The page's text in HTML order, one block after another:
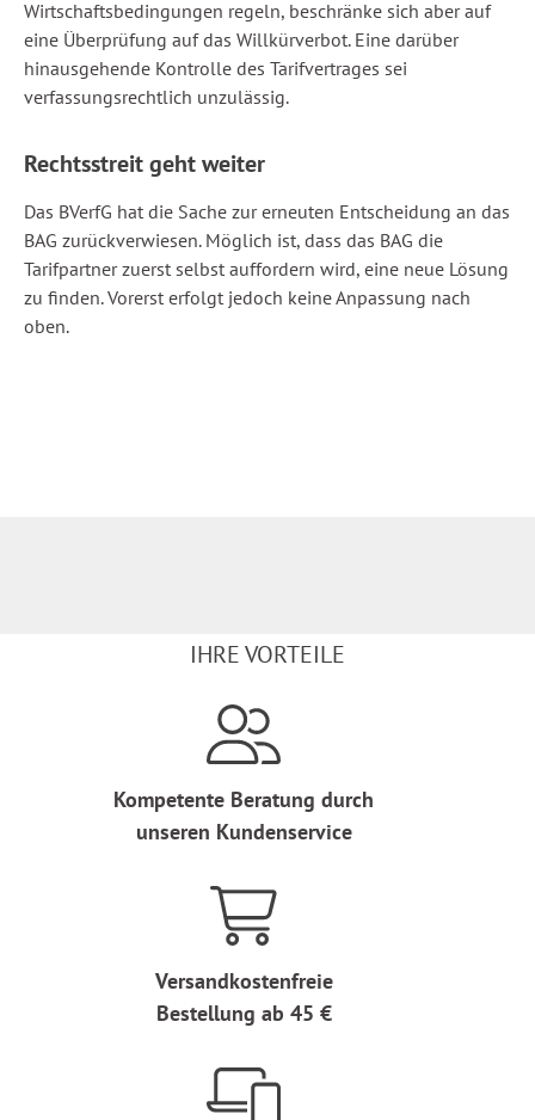
Wirtschaftsbedingungen regeln, beschränke sich aber auf
eine Überprüfung auf das Willkürverbot. Eine darüber
hinausgehende Kontrolle des Tarifvertrages sei
verfassungsrechtlich unzulässig.
Rechtsstreit geht weiter
Das BVerfG hat die Sache zur erneuten Entscheidung an das
BAG zurückverwiesen. Möglich ist, dass das BAG die
Tarifpartner zuerst selbst auffordern wird, eine neue Lösung
zu finden. Vorerst erfolgt jedoch keine Anpassung nach
oben.
IHRE VORTEILE
Kompetente Beratung durch
unseren Kundenservice
Versandkostenfreie
Bestellung ab 45 €